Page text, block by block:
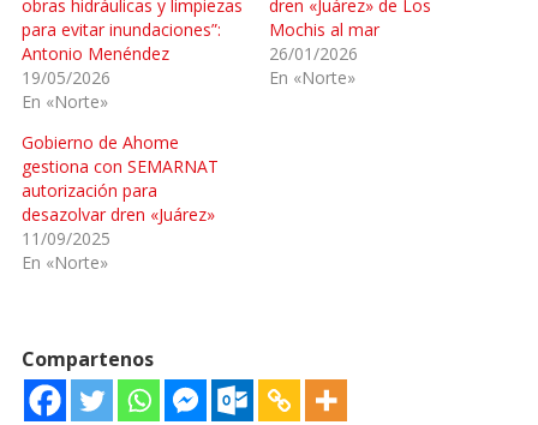
obras hidráulicas y limpiezas
para evitar inundaciones”:
Antonio Menéndez
19/05/2026
En «Norte»
dren «Juárez» de Los
Mochis al mar
26/01/2026
En «Norte»
Gobierno de Ahome
gestiona con SEMARNAT
autorización para
desazolvar dren «Juárez»
11/09/2025
En «Norte»
Compartenos